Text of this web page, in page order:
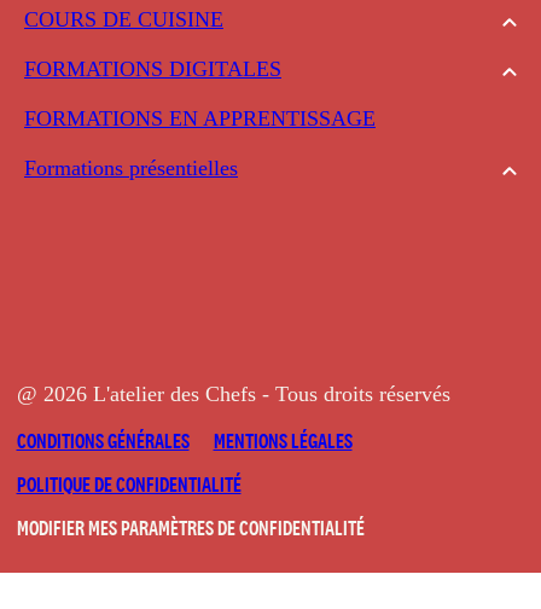
COURS DE CUISINE
FORMATIONS DIGITALES
FORMATIONS EN APPRENTISSAGE
Formations présentielles
@ 2026 L'atelier des Chefs - Tous droits réservés
CONDITIONS GÉNÉRALES
MENTIONS LÉGALES
POLITIQUE DE CONFIDENTIALITÉ
MODIFIER MES PARAMÈTRES DE CONFIDENTIALITÉ